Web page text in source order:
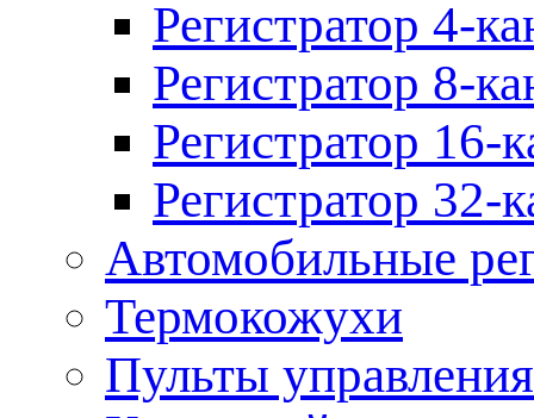
Регистратор 4-
Регистратор 8-
Регистратор 16-
Регистратор 32-
Автомобильные
Термокожухи
Пульты управления